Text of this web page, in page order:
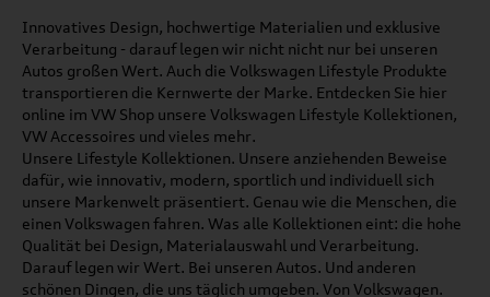
Innovatives Design, hochwertige Materialien und exklusive
Verarbeitung - darauf legen wir nicht nicht nur bei unseren
Autos großen Wert. Auch die Volkswagen Lifestyle Produkte
transportieren die Kernwerte der Marke. Entdecken Sie hier
online im VW Shop unsere Volkswagen Lifestyle Kollektionen,
VW Accessoires und vieles mehr.
Unsere Lifestyle Kollektionen. Unsere anziehenden Beweise
dafür, wie innovativ, modern, sportlich und individuell sich
unsere Markenwelt präsentiert. Genau wie die Menschen, die
einen Volkswagen fahren. Was alle Kollektionen eint: die hohe
Qualität bei Design, Materialauswahl und Verarbeitung.
Darauf legen wir Wert. Bei unseren Autos. Und anderen
schönen Dingen, die uns täglich umgeben. Von Volkswagen.